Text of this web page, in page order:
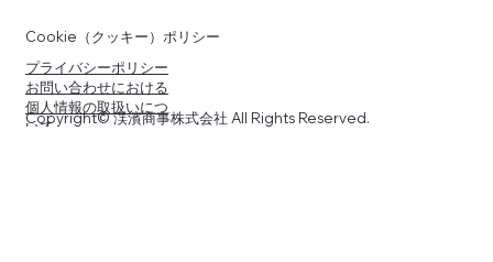
Cookie（クッキー）ポリシー
プライバシーポリシー
お問い合わせにおける
個人情報の取扱いにつ
いて
Copyright© 渓濱商事株式会社 All Rights Reserved.